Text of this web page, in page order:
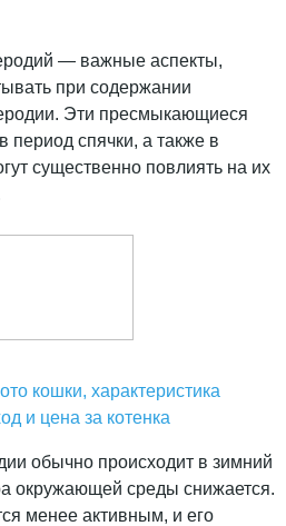
— важные аспекты,
при содержании
Эти пресмыкающиеся
период спячки, а также в
существенно повлиять на их
кошки, характеристика
и цена за котенка
обычно происходит в зимний
окружающей среды снижается.
менее активным, и его